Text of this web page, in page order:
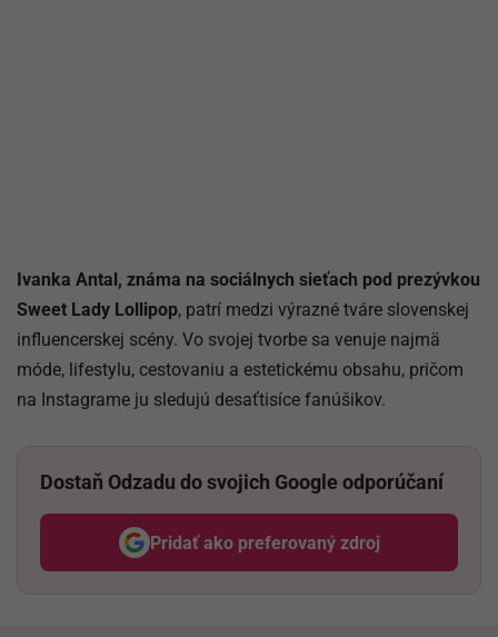
Ivanka Antal, známa na sociálnych sieťach pod prezývkou
Sweet Lady Lollipop, patrí medzi výrazné tváre slovenskej
influencerskej scény. Vo svojej tvorbe sa venuje najmä
móde, lifestylu, cestovaniu a estetickému obsahu, pričom
na Instagrame ju sledujú desaťtisíce fanúšikov.
Dostaň Odzadu do svojich Google odporúčaní
Pridať ako preferovaný zdroj
Odzadu, odkaz sa otvorí v